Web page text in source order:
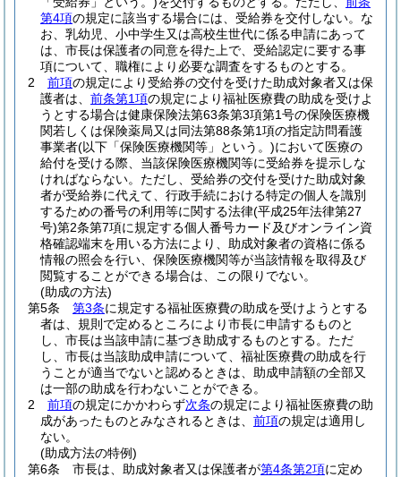
第4項の規定に該当する場合には、受給券を交付しない。 な
お、乳幼児、小中学生又は高校生世代に係る申請にあって
は、市長は保護者の同意を得た上で、受給認定に要する事
項について、職権により必要な調査をするものとする。
2
前項の規定により受給券の交付を受けた助成対象者又は保
護者は、 前条第1項の規定により福祉医療費の助成を受けよ
うとする場合は健康保険法第63条第3項第1号の保険医療機
関若しくは保険薬局又は同法第88条第1項の指定訪問看護
事業者(以下「保険医療機関等」という。)において医療の
給付を受ける際、当該保険医療機関等に受給券を提示しな
ければならない。 ただし、受給券の交付を受けた助成対象
者が受給券に代えて、行政手続における特定の個人を識別
するための番号の利用等に関する法律(平成25年法律第27
号)第2条第7項に規定する個人番号カード及びオンライン資
格確認端末を用いる方法により、助成対象者の資格に係る
情報の照会を行い、保険医療機関等が当該情報を取得及び
閲覧することができる場合は、この限りでない。
(助成の方法)
第5条
第3条に規定する福祉医療費の助成を受けようとする
者は、規則で定めるところにより市長に申請するものと
し、市長は当該申請に基づき助成するものとする。 ただ
し、市長は当該助成申請について、福祉医療費の助成を行
うことが適当でないと認めるときは、助成申請額の全部又
は一部の助成を行わないことができる。
2
前項の規定にかかわらず次条の規定により福祉医療費の助
成があったものとみなされるときは、 前項の規定は適用し
ない。
(助成方法の特例)
第6条
市長は、助成対象者又は保護者が第4条第2項に定め